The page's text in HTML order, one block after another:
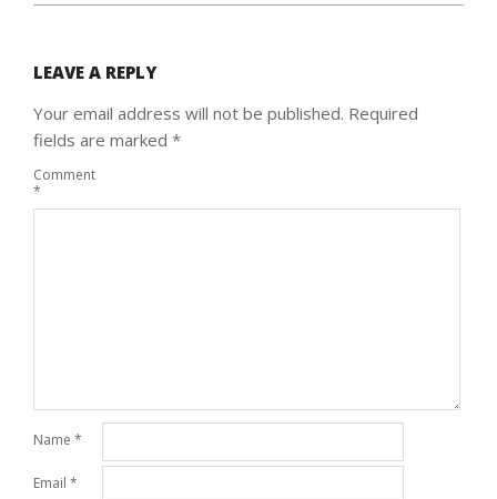
LEAVE A REPLY
Your email address will not be published. Required
fields are marked *
Comment
*
Name *
Email *